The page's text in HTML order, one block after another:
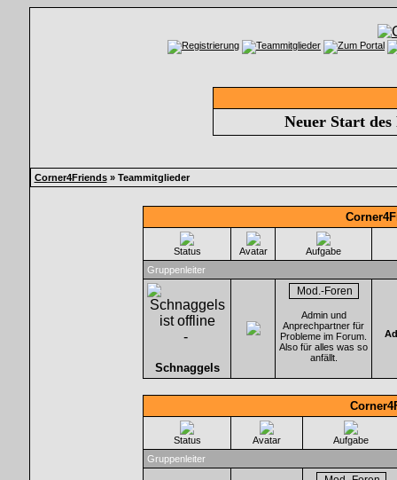
Neuer Start
Corner4Friends» Teammitglieder
Status Avatar
Aufgabe
Gruppenleiter
-
Schnaggels
Admin und
Anprechpartner für
Probleme im Forum.
Also für alles was so
anfällt.
Status Avatar
Aufgabe
Gruppenleiter